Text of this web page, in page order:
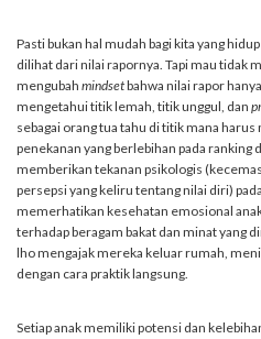
Pasti bukan hal mudah bagi kita yang
dilihat dari nilai rapornya. Tapi mau tidak
mengubah mindsetbahwa nilai rapor
mengetahui titik lemah, titik unggul, dan
sebagai orang tua tahu di titik mana harus
penekanan yang berlebihan pada ranking
memberikan tekanan psikologis
persepsi yang keliru tentang nilai diri)
memerhatikan kesehatan emosional
terhadap beragam bakat dan minat yang
lho mengajak mereka keluar rumah,
dengan cara praktik langsung.
Setiap anak memiliki potensi dan